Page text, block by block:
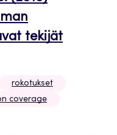
tekijät
rokotukset
coverage